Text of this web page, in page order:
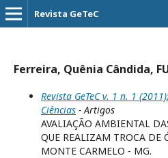
Revista GeTeC
Ferreira, Quênia Cândida,
Revista GeTeC v. 1 n. 1
Ciências - Artigos
AVALIAÇÃO AMBIENTAL
QUE REALIZAM TROCA DE
MONTE CARMELO - MG.